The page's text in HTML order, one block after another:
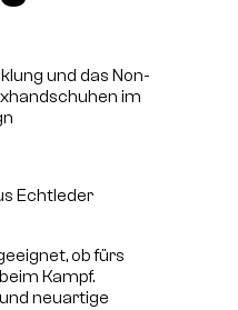
und das Non-
im
Echtleder
ob fürs
Kampf.
neuartige